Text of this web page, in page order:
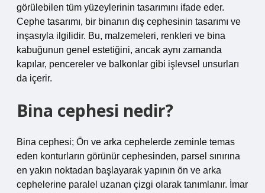
görülebilen tüm yüzeylerinin tasarımını ifade eder.
Cephe tasarımı, bir binanın dış cephesinin tasarımı ve
inşasıyla ilgilidir. Bu, malzemeleri, renkleri ve bina
kabuğunun genel estetiğini, ancak aynı zamanda
kapılar, pencereler ve balkonlar gibi işlevsel unsurları
da içerir.
Bina cephesi nedir?
Bina cephesi; Ön ve arka cephelerde zeminle temas
eden konturların görünür cephesinden, parsel sınırına
en yakın noktadan başlayarak yapının ön ve arka
cephelerine paralel uzanan çizgi olarak tanımlanır. İmar